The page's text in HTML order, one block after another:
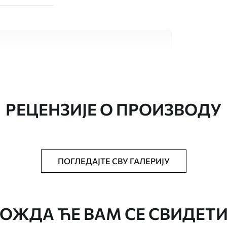
за тапете.
РЕЦЕНЗИЈЕ О ПРОИЗВОДУ
ПОГЛЕДАЈТЕ СВУ ГАЛЕРИЈУ
ЋЕ ВАМ СЕ